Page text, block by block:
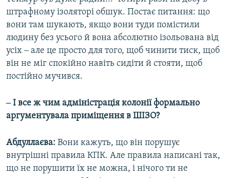
штрафному ізоляторі обшук. Постає питання: що
вони там шукають, якщо вони туди помістили
людину без усього й вона абсолютно ізольована від
усіх ‒ але це просто для того, щоб чинити тиск, щоб
він не міг спокійно навіть сидіти й стояти, щоб
постійно мучився.
‒ І все ж чим адміністрація колонії формально
аргументувала приміщення в ШІЗО?
Абдуллаєва: Вони кажуть, що він порушує
внутрішні правила КПК. Але правила написані так,
що не порушити їх не можна, і нічого ти не